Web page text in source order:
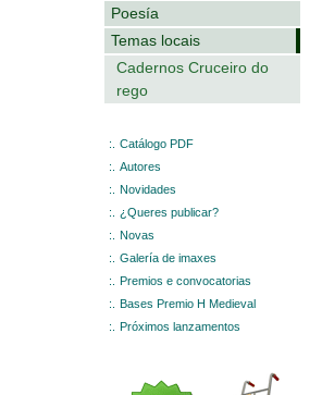
Poesía
Temas locais
Cadernos Cruceiro do
rego
:.
Catálogo PDF
:.
Autores
:.
Novidades
:.
¿Queres publicar?
:.
Novas
:.
Galería de imaxes
:.
Premios e convocatorias
:.
Bases Premio H Medieval
:.
Próximos lanzamentos